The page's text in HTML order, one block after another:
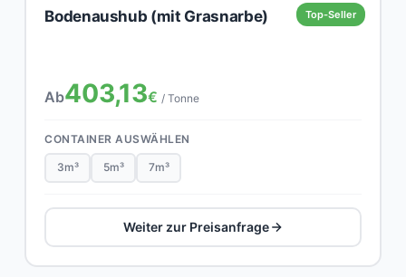
Top-Seller
Bodenaushub (mit Grasnarbe)
Ab403,13€ / Tonne
CONTAINER AUSWÄHLEN
3m³ 5m³ 7m³
Weiter zur Preisanfrage